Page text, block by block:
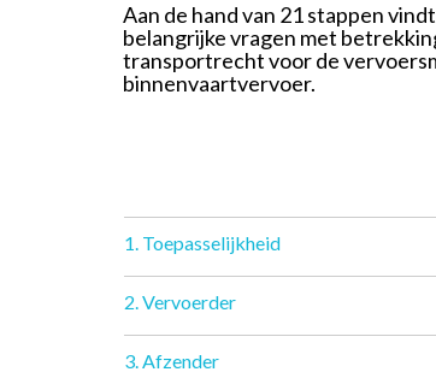
Aan de hand van 21 stappen
belangrijke vragen met
transportrecht voor de
binnenvaartvervoer.
1. Toepasselijkheid
2. Vervoerder
3. Afzender